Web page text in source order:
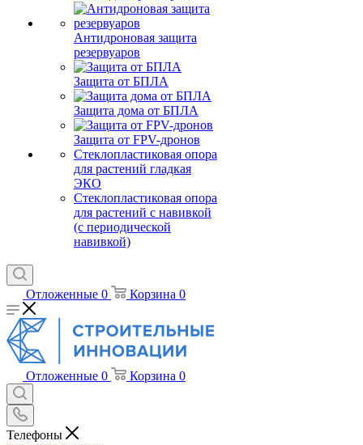
Антидроновая защита
резервуаров
Защита от БПЛА
Защита дома от БПЛА
Защита от FPV-дронов
Стеклопластиковая опора
для растений гладкая
ЭКО
Стеклопластиковая опора
для растений с навивкой
(с периодической
навивкой)
Отложенные 0 Корзина 0
Отложенные 0 Корзина 0
Телефоны